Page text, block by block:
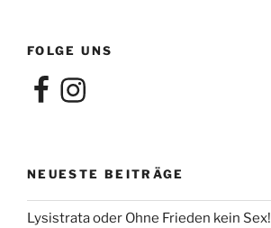
FOLGE UNS
FacebookInstagram
NEUESTE BEITRÄGE
Lysistrata oder Ohne Frieden kein Sex!